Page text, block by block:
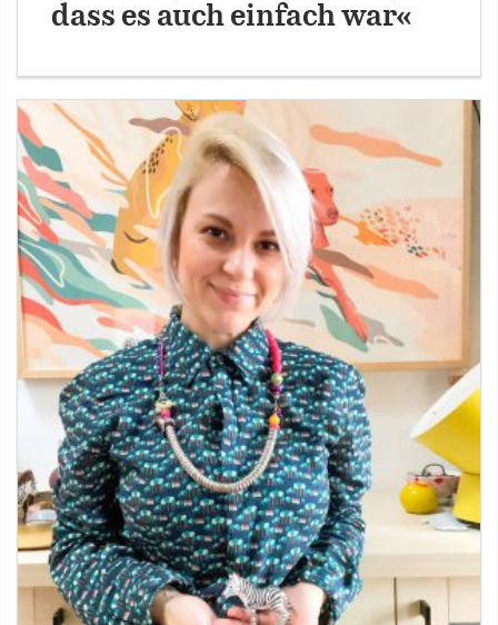
dass es auch einfach war«